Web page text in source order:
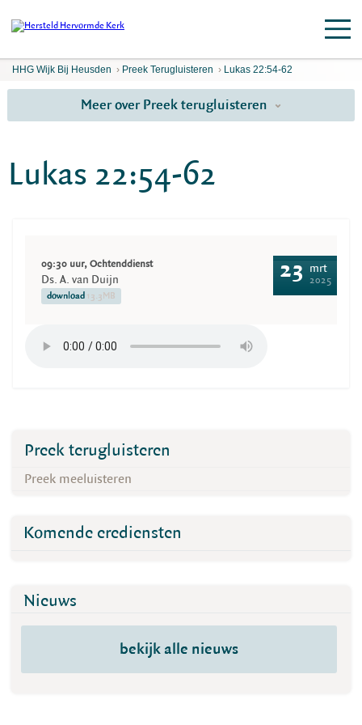
HHG Wijk Bij Heusden › Preek Terugluisteren › Lukas 22:54-62
Meer over Preek terugluisteren
Lukas 22:54-62
09:30 uur, Ochtenddienst
Ds. A. van Duijn
download 13.3MB
23 mrt
2025
Preek terugluisteren
Preek meeluisteren
Komende erediensten
Nieuws
bekijk alle nieuws